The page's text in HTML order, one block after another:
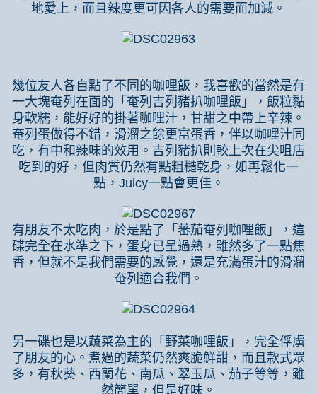
地愛上，而且辣度更可因各人的需要而加減。
幾位友人各自點了不同的咖哩飯，我喜歡的當然是有
一大塊奄列在面的「奄列吉列豬扒咖哩飯」，飯粒黏
身軟糯，能好好的掛著咖哩汁，甘甜之中帶上辛辣。
奄列蛋做得不錯，滑溜之餘更富蛋香，伴以咖哩汁同
吃，有中和辣味的效用。吉列豬扒則較上次在尖咀店
吃到的好，但肉質仍然有點粗糙乾身，如再鬆化一
點， Juicy一點會更佳。
有朋友不太吃肉，於是點了「蕃茄奄列咖哩飯」，這
碟完全在水準之下，蛋身已呈過熟，雖然多了一點焦
香，但就不是我們需要的感覺，還是充滿蛋汁的滑溜
奄列適合我們。
另一碟也是以蔬菜為主的「野菜咖哩飯」，完全俘虜
了朋友的心。煮過的蔬菜仍然爽脆鮮甜，而且款式眾
多，有秋葵、西蘭花、南瓜、翠玉瓜、茄子等等，雖
然簡單，但是好味。